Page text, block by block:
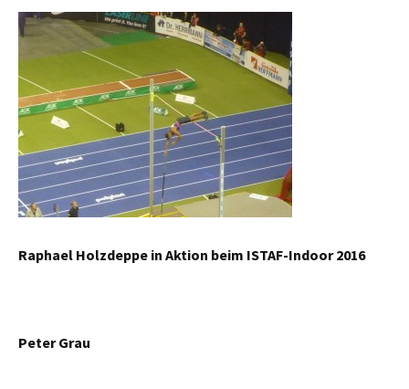
Raphael Holzdeppe in Aktion beim ISTAF-Indoor 2016
Peter Grau